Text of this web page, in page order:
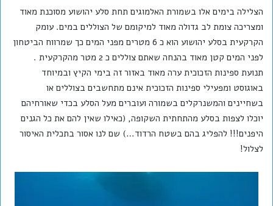
הצלילה בימים אלו בשמורת האלמוגים תחת סלע יהושוע מסוכנת מאוד
ומצריכה צומת לב גדולה מאוד למיקומם של הצוללים במים. עומק
הקרקעית בסלע יהושוע הוא כ 6 מטרים מפני המים כך שמרווח הביטחון
לפני המים קטן מאוד בהנחה שאתם צוללים כ 2 מטר מהקרקעית .
תנועת ספינות הזכוכית ערה מאוד באזור זה בימי הקיץ ובמיוחד
באוגוסט ומפעילי ספינות הזכוכית אינם מתחשבים בצוללים או
בשחיינים והמשנרקלים בשמורה ועוברים מעל הסלע בכדי שאורחיהם
יוכלו לצפות בסלע מהתחתית השקופה, (כאילו שאין להם את כל הגנים
היפנים!!! להפליג בהם בשטח הרדוד…) שם לנו אסור בתכלית האיסור
לצלול!